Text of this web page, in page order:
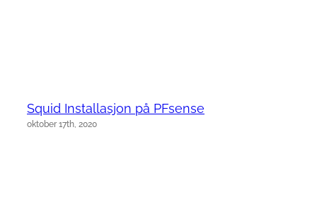
Squid Installasjon på PFsense
oktober 17th, 2020